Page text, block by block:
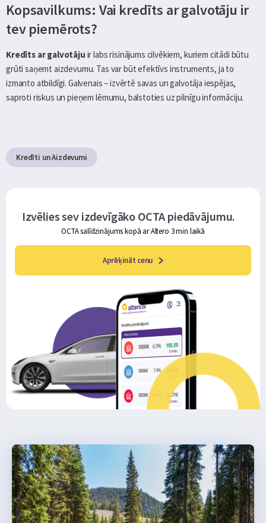
Kopsavilkums: Vai kredīts ar galvotāju ir
tev piemērots?
Kredīts ar galvotāju ir labs risinājums cilvēkiem, kuriem citādi būtu
grūti saņemt aizdevumu. Tas var būt efektīvs instruments, ja to
izmanto atbildīgi. Galvenais – izvērtē savas un galvotāja iespējas,
saproti riskus un pieņem lēmumu, balstoties uz pilnīgu informāciju.
Kredīti un Aizdevumi
Izvēlies sev izdevīgāko OCTA piedāvājumu.
OCTA salīdzinājums kopā ar Altero 3 min laikā
Aprēķināt cenu